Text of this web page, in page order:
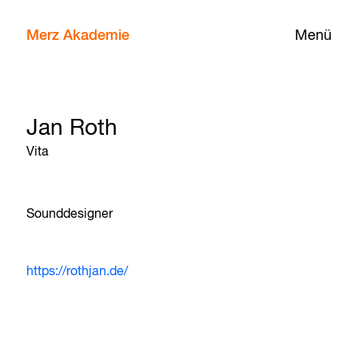
Menü
Merz Akademie
Jan Roth
Vita
Sounddesigner
https://rothjan.de/